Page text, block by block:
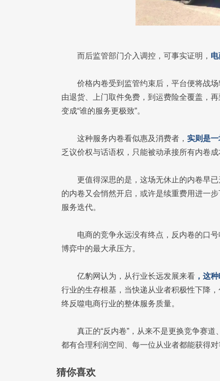
而后监管部门介入调控，可事实证明，
价格内卷受到监管约束后，平台便将战
由退货、上门取件免费，到运费险全覆盖，
变成“谁的服务更极致”。
这种服务内卷看似惠及消费者， 实则是
乏议价权与话语权，只能被动承接所有内卷
更值得深思的是，这场无休止的内卷早
的内卷又会悄然开启，或许是续重费用进一
服务迭代。
电商的竞争永远没有终点，反内卷的口
博弈中的最大承压方。
亿豹网认为，从行业长远发展来看 ，这
行业的生存根基，当快递从业者积极性下降
终反噬电商行业的整体服务质量。
真正的“反内卷”，从来不是更换竞争赛
都有合理利润空间、每一位从业者都能获得
猜你喜欢